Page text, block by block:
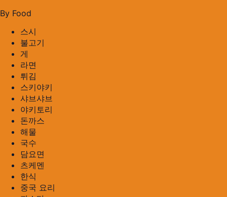
By Food
스시
불고기
게
라면
튀김
스키야키
샤브샤브
야키토리
돈까스
해물
국수
담요면
츠케멘
한식
중국 요리